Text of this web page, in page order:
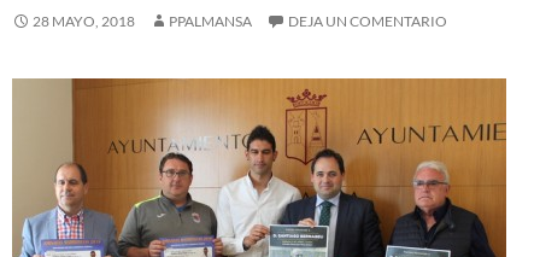
28 MAYO, 2018 PPALMANSA DEJA UN COMENTARIO